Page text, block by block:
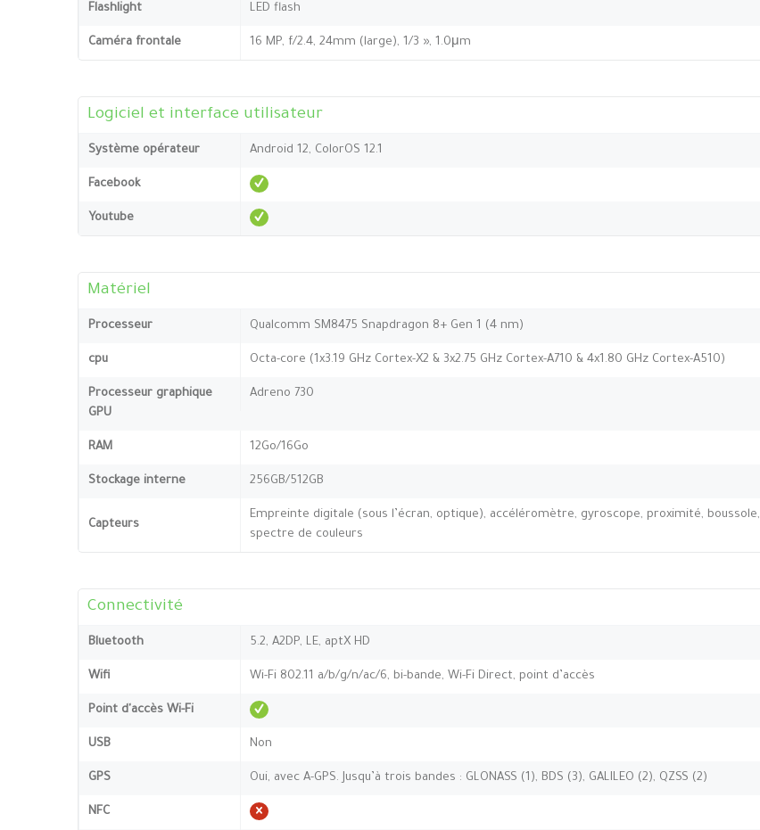
Flashlight LED flash
Caméra frontale 16 MP, f/2.4, 24mm (large), 1/3 », 1.0μm
Logiciel et interface utilisateur
Système opérateur Android 12, ColorOS 12.1
Facebook
Youtube
Matériel
Processeur Qualcomm SM8475 Snapdragon 8+ Gen 1 (4 nm)
cpu Octa-core (1x3.19 GHz Cortex-X2 & 3x2.75 GHz Cortex-A710 & 4x1.80 GHz Cortex-A510)
Processeur graphique
GPU
Adreno 730
RAM 12Go/16Go
Stockage interne 256GB/512GB
Capteurs
Empreinte digitale (sous l’écran, optique), accéléromètre, gyroscope, proximité, boussole,
spectre de couleurs
Connectivité
Bluetooth 5.2, A2DP, LE, aptX HD
Wifi Wi-Fi 802.11 a/b/g/n/ac/6, bi-bande, Wi-Fi Direct, point d’accès
Point d'accès Wi-Fi
USB Non
GPS Oui, avec A-GPS. Jusqu’à trois bandes : GLONASS (1), BDS (3), GALILEO (2), QZSS (2)
NFC